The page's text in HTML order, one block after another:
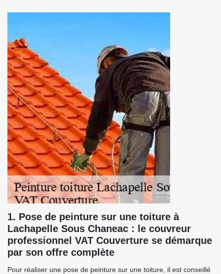
1. Pose de peinture sur une toiture à
Lachapelle Sous Chaneac : le couvreur
professionnel VAT Couverture se démarque
par son offre complète
Pour réaliser une pose de peinture sur une toiture, il est conseillé